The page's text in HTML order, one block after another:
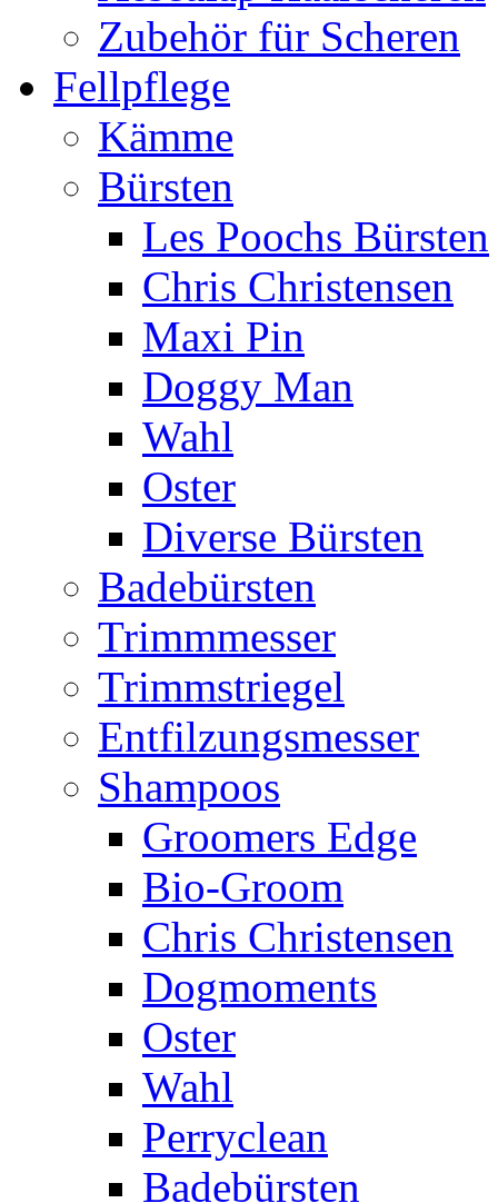
Zubehör für Scheren
Fellpflege
Kämme
Bürsten
Les Poochs Bürsten
Chris Christensen
Maxi Pin
Doggy Man
Wahl
Oster
Diverse Bürsten
Badebürsten
Trimmmesser
Trimmstriegel
Entfilzungsmesser
Shampoos
Groomers Edge
Bio-Groom
Chris Christensen
Dogmoments
Oster
Wahl
Perryclean
Badebürsten